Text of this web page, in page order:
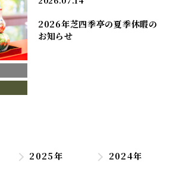
2026年芝四季亭の夏季休暇の
お知らせ
2025年 2024年